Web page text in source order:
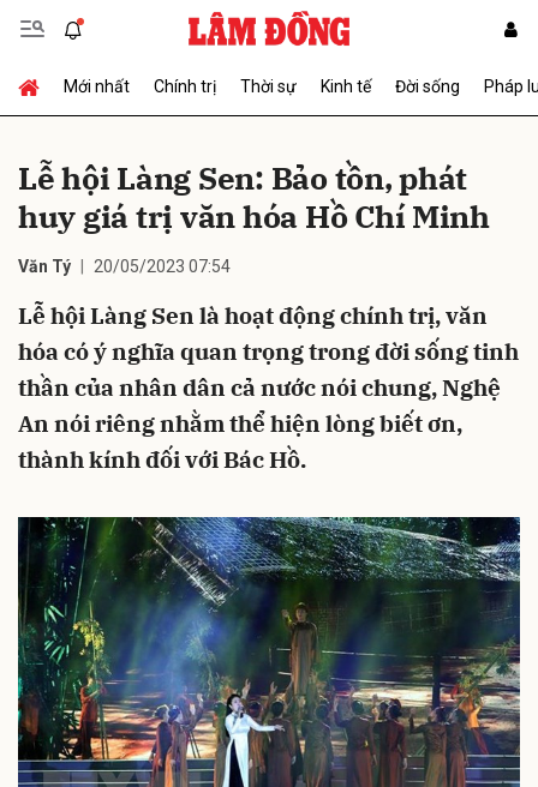
Mới nhất Chính trị Thời sự Kinh tế Đời sống Pháp
Lễ hội Làng Sen: Bảo tồn, phát
huy giá trị văn hóa Hồ Chí Minh
Văn Tý 20/05/2023 07:54
Lễ hội Làng Sen là hoạt động chính trị, văn
hóa có ý nghĩa quan trọng trong đời sống tinh
thần của nhân dân cả nước nói chung, Nghệ
An nói riêng nhằm thể hiện lòng biết ơn,
thành kính đối với Bác Hồ.
Gửi bình luận
Hủy Gửi